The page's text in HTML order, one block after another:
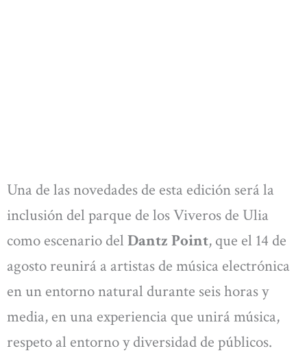
Una de las novedades de esta edición será la
inclusión del parque de los Viveros de Ulia
como escenario del Dantz Point, que el 14 de
agosto reunirá a artistas de música electrónica
en un entorno natural durante seis horas y
media, en una experiencia que unirá música,
respeto al entorno y diversidad de públicos.